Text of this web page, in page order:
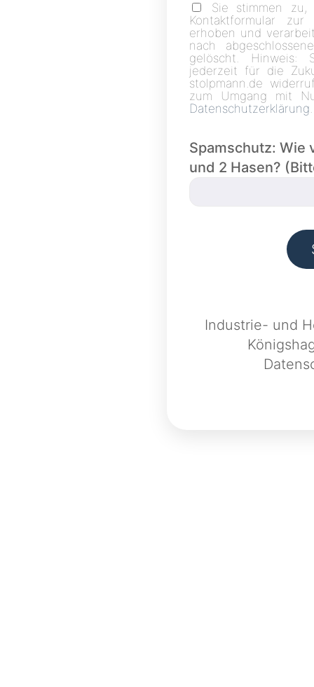
Sie stimmen zu,
Kontaktformular
erhoben und
nach
gelöscht. Hinweis:
jederzeit für die
stolpmann.de
zum Umgang mit
Datenschutzerklärung.
Spamschutz: Wie
und 2 Hasen?
Industrie- und